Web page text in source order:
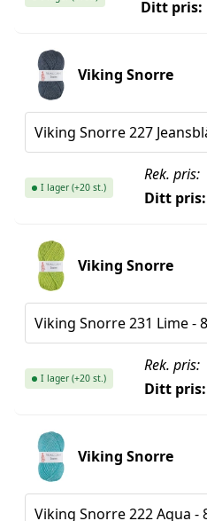
Ditt pris:
Viking Snorre
Rek. pris:
Ditt pris:
I lager (+20 st.)
Viking Snorre
Rek. pris:
Ditt pris:
I lager (+20 st.)
Viking Snorre